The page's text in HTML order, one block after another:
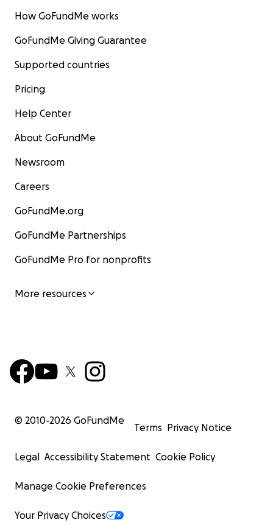
How GoFundMe works
GoFundMe Giving Guarantee
Supported countries
Pricing
Help Center
About GoFundMe
Newsroom
Careers
GoFundMe.org
GoFundMe Partnerships
GoFundMe Pro for nonprofits
More resources
© 2010-2026 GoFundMe
Terms Privacy Notice
Legal Accessibility Statement Cookie Policy
Manage Cookie Preferences
Your Privacy Choices